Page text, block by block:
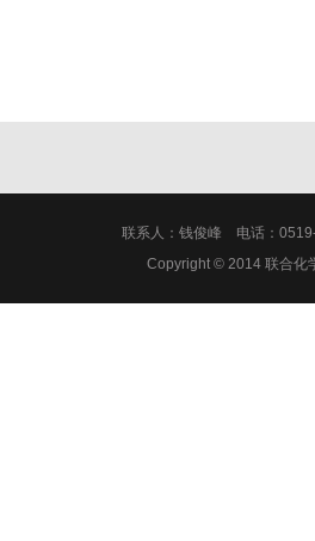
联系人：钱俊峰 电话：
Copyright © 2014 联合